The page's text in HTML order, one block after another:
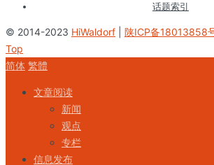
话题索引
© 2014-2023 HiWaldorf
陕ICP备18013858
Top
简体 繁體
文章阅读
新闻
观点
专栏
信息发布